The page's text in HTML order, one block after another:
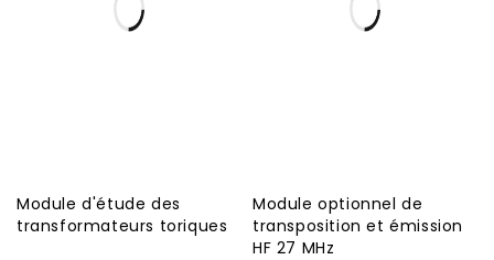
Module d'étude des
transformateurs toriques
Module optionnel de
transposition et émission
HF 27 MHz